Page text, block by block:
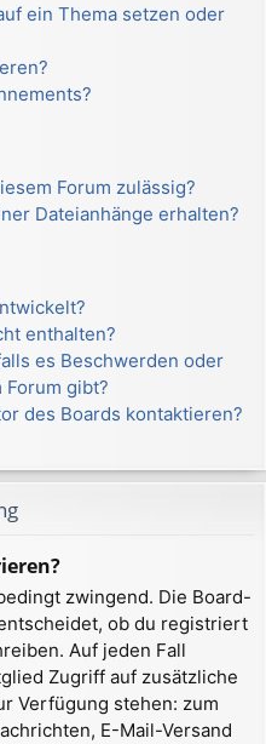
ein Thema setzen oder
Forum zulässig?
Dateianhänge erhalten?
enthalten?
es Beschwerden oder
gibt?
des Boards kontaktieren?
zwingend. Die Board-
ob du registriert
Auf jeden Fall
Zugriff auf zusätzliche
Verfügung stehen: zum
E-Mail-Versand